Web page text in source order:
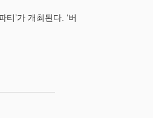
’가 개최된다. ‘버